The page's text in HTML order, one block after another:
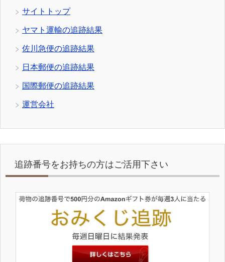
サイトトップ
ヤマト運輸の追跡結果
佐川急便の追跡結果
日本郵便の追跡結果
国際郵便の追跡結果
運営会社
追跡番号をお持ちの方はご活用下さい